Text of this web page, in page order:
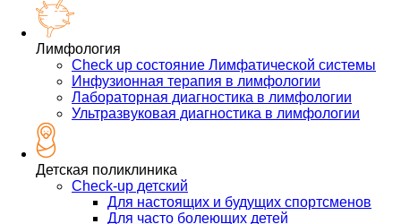
Лимфология
Check up состояние Лимфатической системы
Инфузионная терапия в лимфологии
Лабораторная диагностика в лимфологии
Ультразвуковая диагностика в лимфологии
Детская поликлиника
Check-up детский
Для настоящих и будущих спортсменов
Для часто болеющих детей